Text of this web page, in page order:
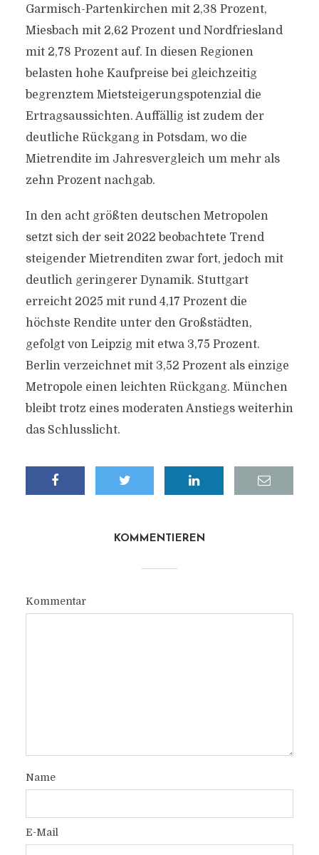
Garmisch-Partenkirchen mit 2,38 Prozent,
Miesbach mit 2,62 Prozent und Nordfriesland
mit 2,78 Prozent auf. In diesen Regionen
belasten hohe Kaufpreise bei gleichzeitig
begrenztem Mietsteigerungspotenzial die
Ertragsaussichten. Auffällig ist zudem der
deutliche Rückgang in Potsdam, wo die
Mietrendite im Jahresvergleich um mehr als
zehn Prozent nachgab.
In den acht größten deutschen Metropolen
setzt sich der seit 2022 beobachtete Trend
steigender Mietrenditen zwar fort, jedoch mit
deutlich geringerer Dynamik. Stuttgart
erreicht 2025 mit rund 4,17 Prozent die
höchste Rendite unter den Großstädten,
gefolgt von Leipzig mit etwa 3,75 Prozent.
Berlin verzeichnet mit 3,52 Prozent als einzige
Metropole einen leichten Rückgang. München
bleibt trotz eines moderaten Anstiegs weiterhin
das Schlusslicht.
KOMMENTIEREN
Kommentar
Name
E-Mail